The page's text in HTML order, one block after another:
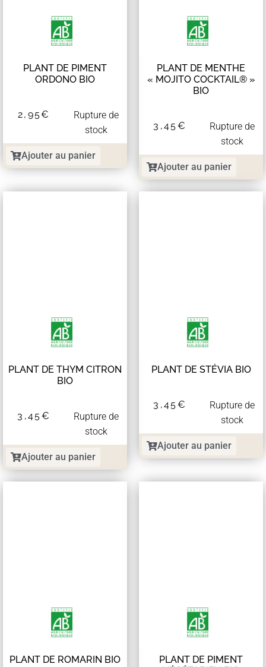
PLANT DE PIMENT
ORDONO BIO
2,95€
Rupture de
stock
Ajouter au panier
PLANT DE MENTHE
« MOJITO COCKTAIL® »
BIO
3,45€
Rupture de
stock
Ajouter au panier
PLANT DE THYM CITRON
BIO
3,45€
Rupture de
stock
Ajouter au panier
PLANT DE STÉVIA BIO
3,45€
Rupture de
stock
Ajouter au panier
PLANT DE ROMARIN BIO
PLANT DE PIMENT